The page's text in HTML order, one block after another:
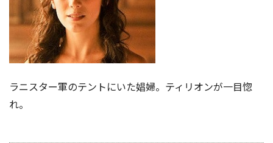
ラニスター軍のテントにいた娼婦。ティリオンが一目惚
れ。